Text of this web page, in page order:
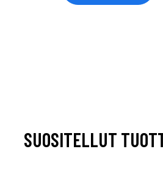
SUOSITELLUT